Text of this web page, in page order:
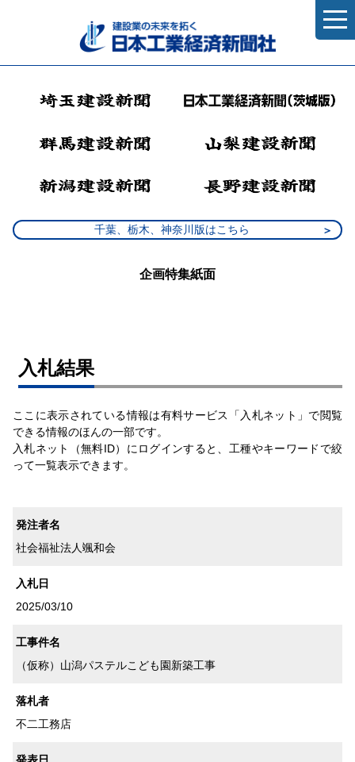
千葉、栃木、神奈川版はこちら
企画特集紙面
⼊札結果
ここに表示されている情報は有料サービス「入札ネット」で閲覧
できる情報のほんの一部です。
入札ネット（無料ID）にログインすると、工種やキーワードで絞
って一覧表示できます。
発注者名
社会福祉法人颯和会
入札日
2025/03/10
工事件名
（仮称）山潟パステルこども園新築工事
落札者
不二工務店